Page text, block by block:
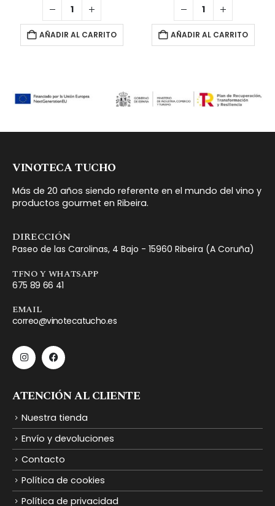
AÑADIR AL CARRITO AÑADIR AL CARRITO
VINOTECA TUCHO
Más de 20 años siendo referente en el mundo del vino y
productos gourmet en Ribeira.
DIRECCIÓN
Paseo de las Carolinas, 4 Bajo - 15960 Ribeira (A Coruña)
TFNO Y WHATSAPP
675 89 66 41
EMAIL
correo@vinotecatucho.es
ATENCIÓN AL CLIENTE
Nuestra tienda
Envío y devoluciones
Contacto
Política de cookies
Política de privacidad